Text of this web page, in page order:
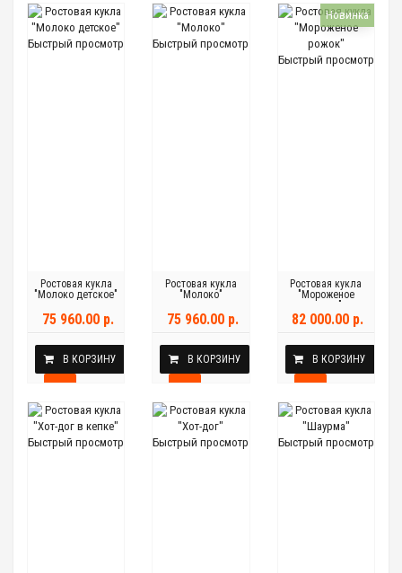
Быстрый просмотр
Ростовая кукла
"Молоко детское"
75 960.00 р.
В КОРЗИНУ
Быстрый просмотр
Ростовая кукла
"Молоко"
75 960.00 р.
В КОРЗИНУ
Новинка
Быстрый просмотр
Ростовая кукла
"Мороженое
рожок"
82 000.00 р.
В КОРЗИНУ
Быстрый просмотр Быстрый просмотр Быстрый просмотр